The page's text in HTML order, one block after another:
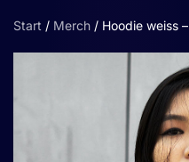
Start / Merch / Hoodie weiss